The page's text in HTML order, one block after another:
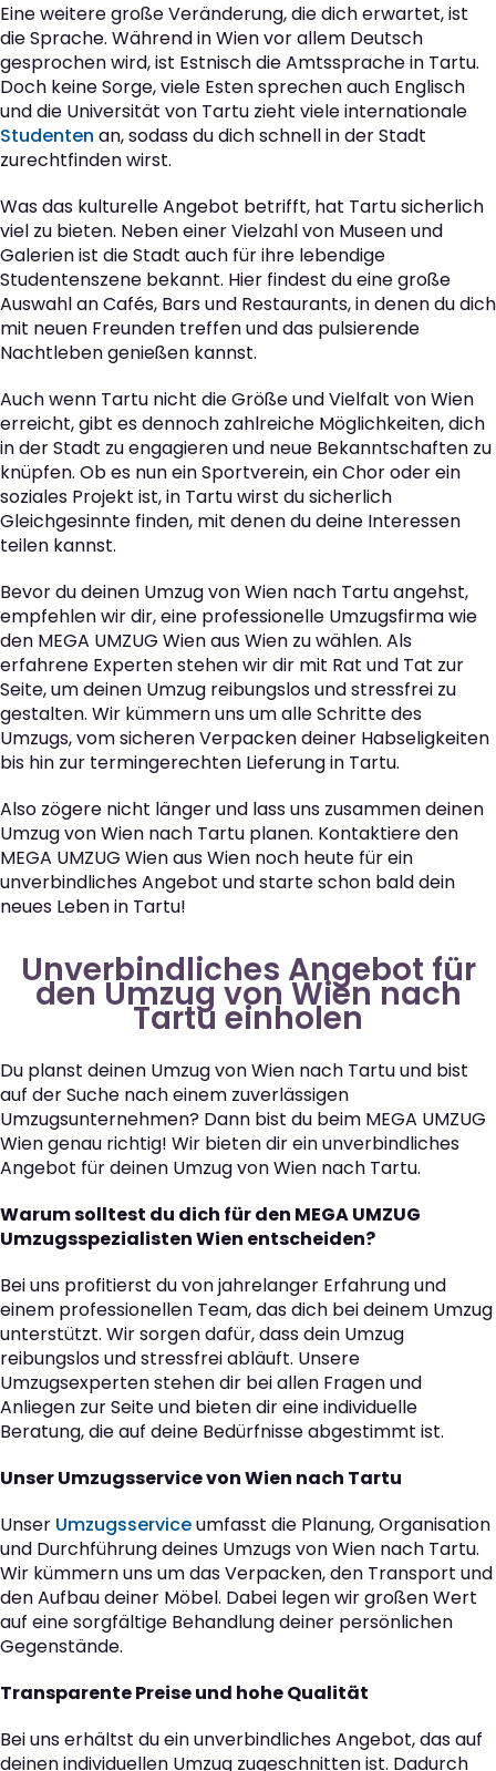
Eine weitere große Veränderung, die dich erwartet, ist
die Sprache. Während in Wien vor allem Deutsch
gesprochen wird, ist Estnisch die Amtssprache in Tartu.
Doch keine Sorge, viele Esten sprechen auch Englisch
und die Universität von Tartu zieht viele internationale
Studenten an, sodass du dich schnell in der Stadt
zurechtfinden wirst.
Was das kulturelle Angebot betrifft, hat Tartu sicherlich
viel zu bieten. Neben einer Vielzahl von Museen und
Galerien ist die Stadt auch für ihre lebendige
Studentenszene bekannt. Hier findest du eine große
Auswahl an Cafés, Bars und Restaurants, in denen du dich
mit neuen Freunden treffen und das pulsierende
Nachtleben genießen kannst.
Auch wenn Tartu nicht die Größe und Vielfalt von Wien
erreicht, gibt es dennoch zahlreiche Möglichkeiten, dich
in der Stadt zu engagieren und neue Bekanntschaften zu
knüpfen. Ob es nun ein Sportverein, ein Chor oder ein
soziales Projekt ist, in Tartu wirst du sicherlich
Gleichgesinnte finden, mit denen du deine Interessen
teilen kannst.
Bevor du deinen Umzug von Wien nach Tartu angehst,
empfehlen wir dir, eine professionelle Umzugsfirma wie
den MEGA UMZUG Wien aus Wien zu wählen. Als
erfahrene Experten stehen wir dir mit Rat und Tat zur
Seite, um deinen Umzug reibungslos und stressfrei zu
gestalten. Wir kümmern uns um alle Schritte des
Umzugs, vom sicheren Verpacken deiner Habseligkeiten
bis hin zur termingerechten Lieferung in Tartu.
Also zögere nicht länger und lass uns zusammen deinen
Umzug von Wien nach Tartu planen. Kontaktiere den
MEGA UMZUG Wien aus Wien noch heute für ein
unverbindliches Angebot und starte schon bald dein
neues Leben in Tartu!
Unverbindliches Angebot für
den Umzug von Wien nach
Tartu einholen
Du planst deinen Umzug von Wien nach Tartu und bist
auf der Suche nach einem zuverlässigen
Umzugsunternehmen? Dann bist du beim MEGA UMZUG
Wien genau richtig! Wir bieten dir ein unverbindliches
Angebot für deinen Umzug von Wien nach Tartu.
Warum solltest du dich für den MEGA UMZUG
Umzugsspezialisten Wien entscheiden?
Bei uns profitierst du von jahrelanger Erfahrung und
einem professionellen Team, das dich bei deinem Umzug
unterstützt. Wir sorgen dafür, dass dein Umzug
reibungslos und stressfrei abläuft. Unsere
Umzugsexperten stehen dir bei allen Fragen und
Anliegen zur Seite und bieten dir eine individuelle
Beratung, die auf deine Bedürfnisse abgestimmt ist.
Unser Umzugsservice von Wien nach Tartu
Unser Umzugsserviceumfasst die Planung, Organisation
und Durchführung deines Umzugs von Wien nach Tartu.
Wir kümmern uns um das Verpacken, den Transport und
den Aufbau deiner Möbel. Dabei legen wir großen Wert
auf eine sorgfältige Behandlung deiner persönlichen
Gegenstände.
Transparente Preise und hohe Qualität
Bei uns erhältst du ein unverbindliches Angebot, das auf
deinen individuellen Umzug zugeschnitten ist. Dadurch